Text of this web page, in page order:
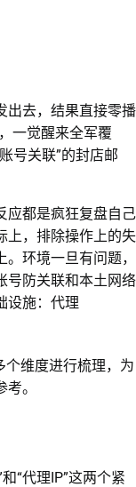
出去，结果直接零播
一觉醒来全军覆
号关联”的封店邮
应都是疯狂复盘自己
上，排除操作上的失
环境一旦有问题，
号防关联和本土网络
设施：代理
个维度进行梳理，为
。
“代理IP”这两个紧